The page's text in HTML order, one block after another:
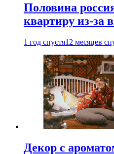
Половина
квартиру из-за
1 год спустя12 месяцев
Декор с